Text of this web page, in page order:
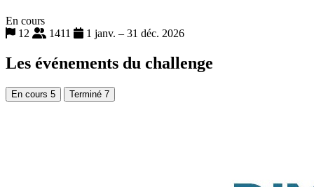
En cours
12
1411 1 janv. – 31 déc. 2026
Les événements du challenge
En cours 5 Terminé 7